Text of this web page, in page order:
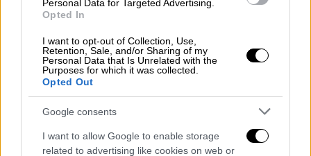
Personal Data for Targeted Advertising.
Opted In
I want to opt-out of Collection, Use,
Retention, Sale, and/or Sharing of my
Personal Data that Is Unrelated with the
Purposes for which it was collected.
Opted Out
Google consents
I want to allow Google to enable storage
related to advertising like cookies on web or
Ελλάδα|15.11.2022 23:17
Προκήρυξη διαγωνισμού ΣΔΙΤ
Δικαστικών Μεγάρων Κεντρικής
Ελλάδας